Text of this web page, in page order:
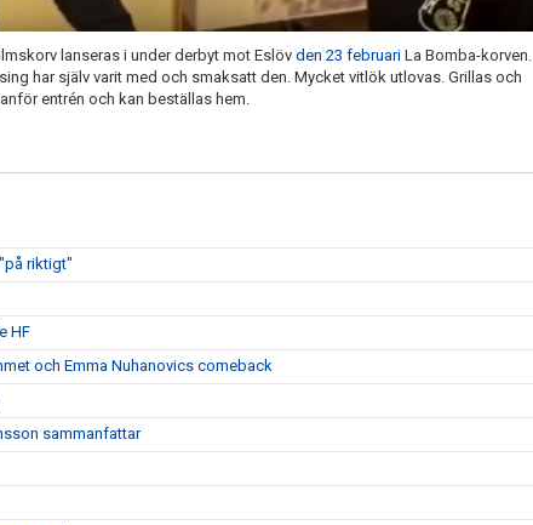
lanseras i under derbyt mot Eslöv den 23 februari La Bomba-korven.
har själv varit med och smaksatt den. Mycket vitlök utlovas. Grillas och
entrén och kan beställas hem.
riktigt"
HF
och Emma Nuhanovics comeback
sammanfattar